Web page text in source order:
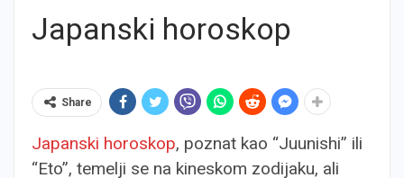
Japanski horoskop
Share
Japanski horoskop, poznat kao “Juunishi” ili
“Eto”, temelji se na kineskom zodijaku, ali